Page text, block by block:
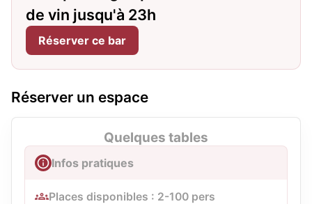
de vin jusqu'à 23h
Réserver ce bar
Réserver un espace
Quelques tables
Infos pratiques
Places disponibles : 2-100 pers